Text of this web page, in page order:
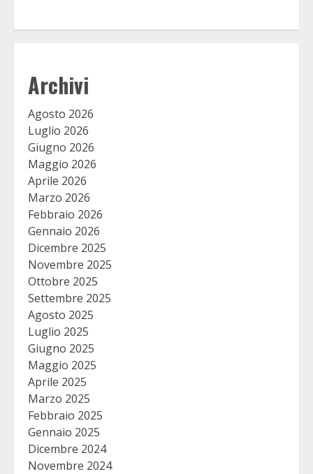
Archivi
Agosto 2026
Luglio 2026
Giugno 2026
Maggio 2026
Aprile 2026
Marzo 2026
Febbraio 2026
Gennaio 2026
Dicembre 2025
Novembre 2025
Ottobre 2025
Settembre 2025
Agosto 2025
Luglio 2025
Giugno 2025
Maggio 2025
Aprile 2025
Marzo 2025
Febbraio 2025
Gennaio 2025
Dicembre 2024
Novembre 2024